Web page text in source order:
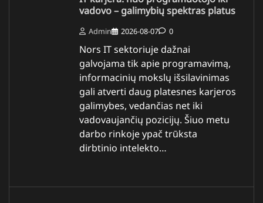
vadovo – galimybių spektras platus
Admin 2026-08-07 0
Nors IT sektoriuje dažnai
galvojama tik apie programavimą,
informacinių mokslų išsilavinimas
gali atverti daug platesnes karjeros
galimybes, vedančias net iki
vadovaujančių pozicijų. Šiuo metu
darbo rinkoje ypač trūksta
dirbtinio intelekto…